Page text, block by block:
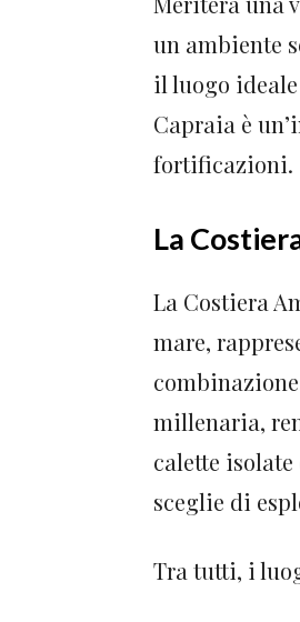
un ambiente
il luogo
Capraia è
fortificazioni.
La
La Costiera
mare,
millenaria,
calette
sceglie di
Tra tutti, i